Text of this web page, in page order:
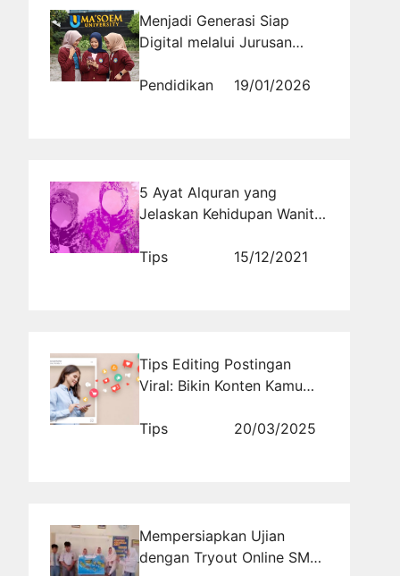
Menjadi Generasi Siap
Digital melalui Jurusan
Universitas Masoem
Pendidikan 19/01/2026
5 Ayat Alquran yang
Jelaskan Kehidupan Wanita
Tips
15/12/2021
Tips Editing Postingan
Viral: Bikin Konten Kamu
Tips
20/03/2025
Mempersiapkan Ujian
dengan Tryout Online SMA